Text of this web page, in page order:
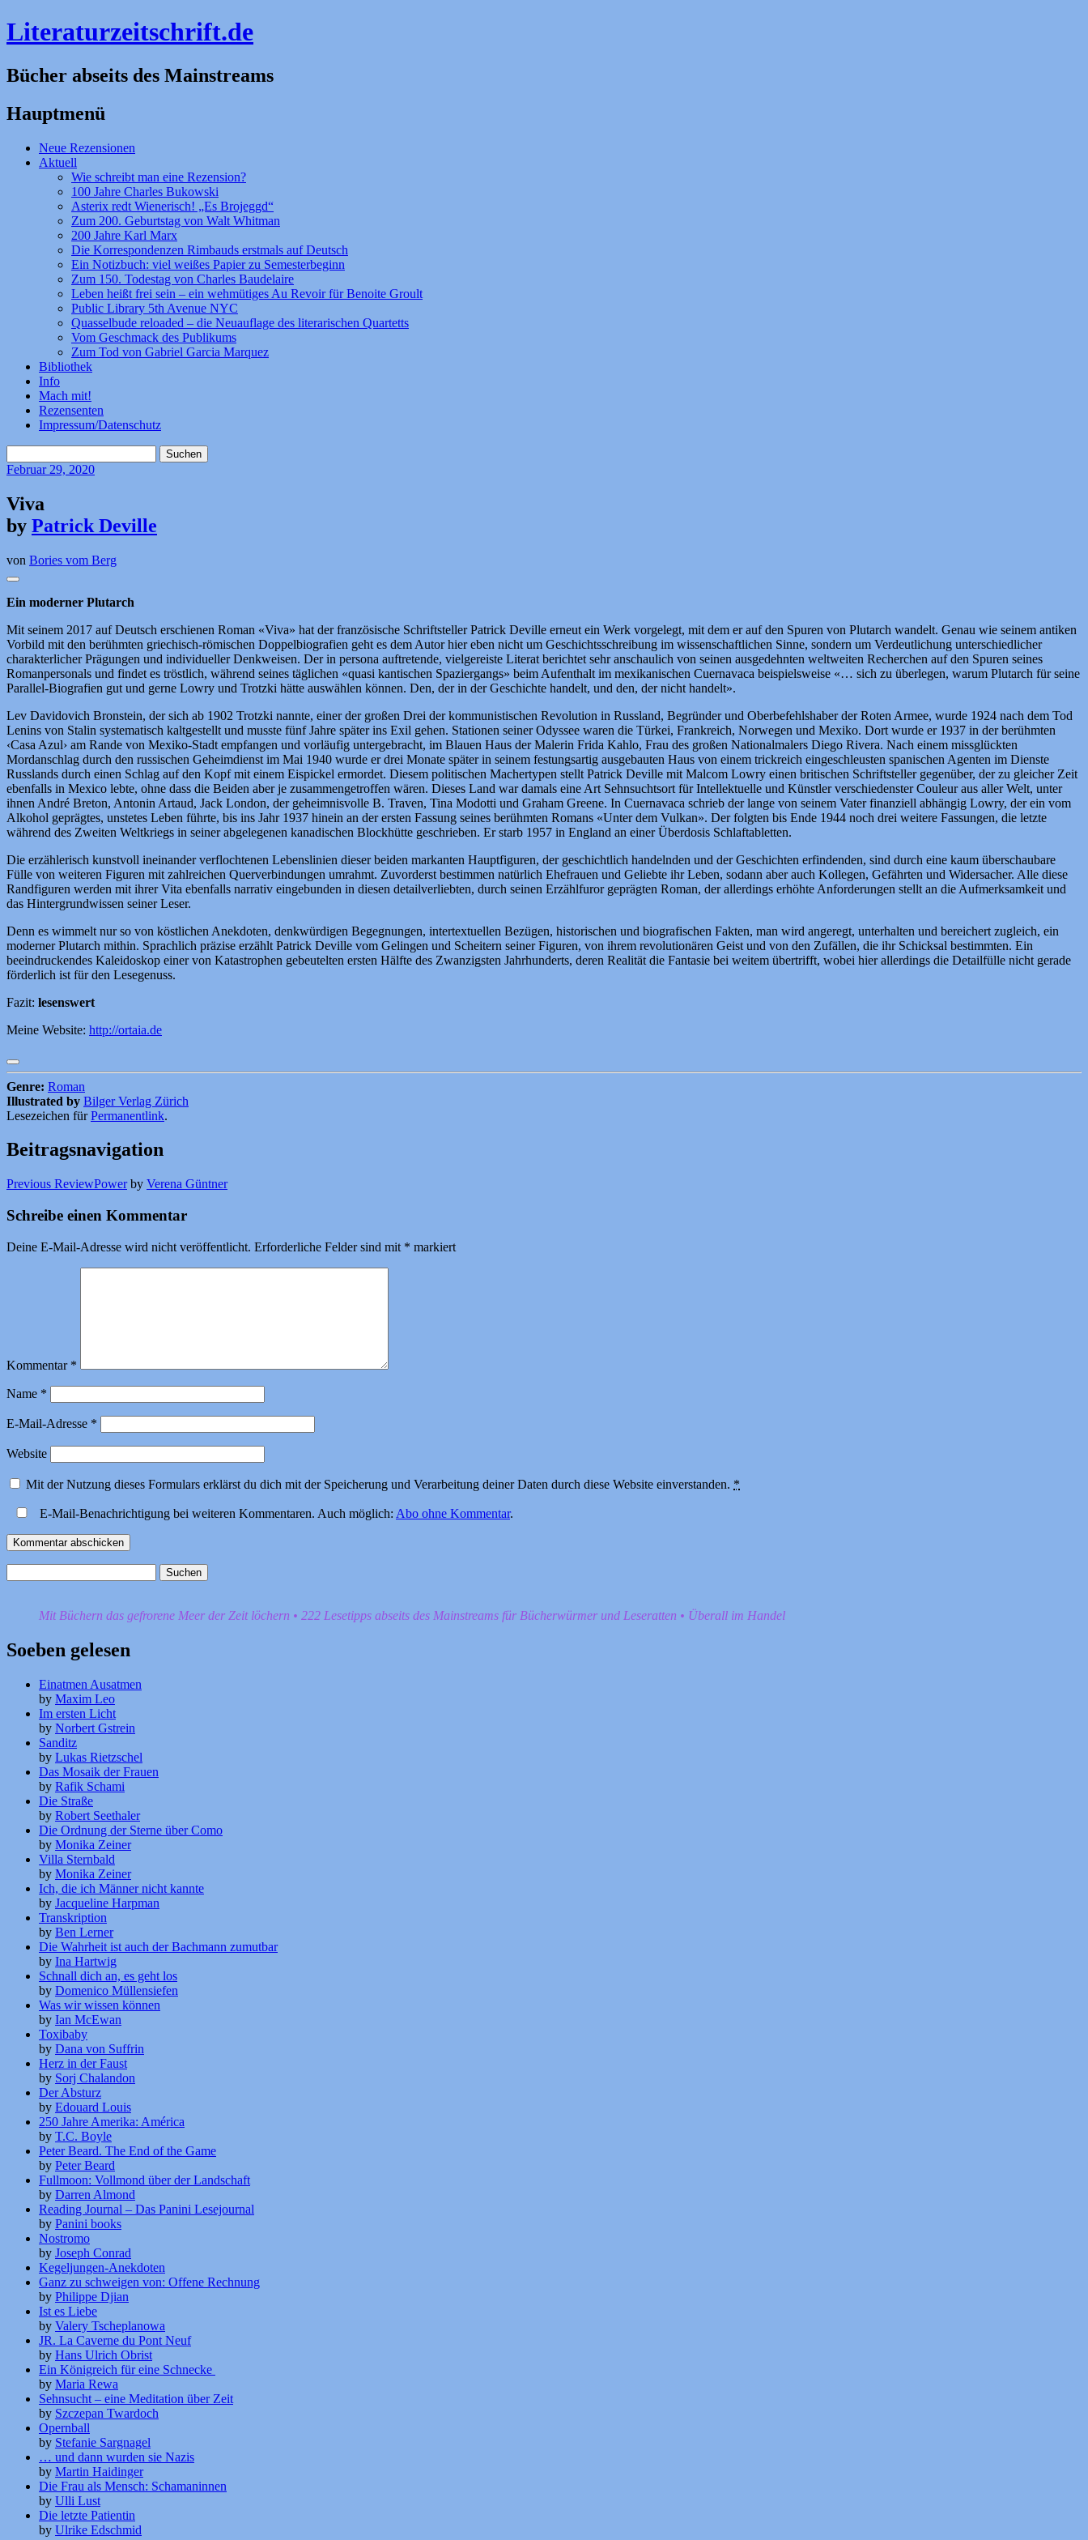
Literaturzeitschrift.de
Bücher abseits des Mainstreams
Hauptmenü
Zum
Inhalt
Neue Rezensionen
Aktuell
Wie schreibt man eine Rezension?
100 Jahre Charles Bukowski
Asterix redt Wienerisch! „Es Brojeggd“
Zum 200. Geburtstag von Walt Whitman
200 Jahre Karl Marx
Die Korrespondenzen Rimbauds erstmals auf Deutsch
Ein Notizbuch: viel weißes Papier zu Semesterbeginn
Zum 150. Todestag von Charles Baudelaire
Leben heißt frei sein – ein wehmütiges Au Revoir für Benoite Groult
Public Library 5th Avenue NYC
Quasselbude reloaded – die Neuauflage des literarischen Quartetts
Vom Geschmack des Publikums
Zum Tod von Gabriel Garcia Marquez
Bibliothek
Info
Mach mit!
Rezensenten
Impressum/Datenschutz
nach:
Februar29, 2020
Viva
by Patrick Deville
von Bories vom Berg
Ein moderner Plutarch
Mit seinem 2017 auf Deutsch erschienen Roman «Viva» hat der französische Schriftsteller Patrick Deville erneut ein Werk vorgelegt, mit dem er auf den Spuren von Plutarch wandelt. Genau wie seinem antiken
Vorbild mit den berühmten griechisch-römischen Doppelbiografien geht es dem Autor hier eben nicht um Geschichtsschreibung im wissenschaftlichen Sinne, sondern um Verdeutlichung unterschiedlicher
charakterlicher Prägungen und individueller Denkweisen. Der in persona auftretende, vielgereiste Literat berichtet sehr anschaulich von seinen ausgedehnten weltweiten Recherchen auf den Spuren seines
Romanpersonals und findet es tröstlich, während seines täglichen «quasi kantischen Spaziergangs» beim Aufenthalt im mexikanischen Cuernavaca beispielsweise «… sich zu überlegen, warum Plutarch für seine
Parallel-Biografien gut und gerne Lowry und Trotzki hätte auswählen können. Den, der in der Geschichte handelt, und den, der nicht handelt».
Lev Davidovich Bronstein, der sich ab 1902 Trotzki nannte, einer der großen Drei der kommunistischen Revolution in Russland, Begründer und Oberbefehlshaber der Roten Armee, wurde 1924 nach dem Tod
Lenins von Stalin systematisch kaltgestellt und musste fünf Jahre später ins Exil gehen. Stationen seiner Odyssee waren die Türkei, Frankreich, Norwegen und Mexiko. Dort wurde er 1937 in der berühmten
‹Casa Azul› am Rande von Mexiko-Stadt empfangen und vorläufig untergebracht, im Blauen Haus der Malerin Frida Kahlo, Frau des großen Nationalmalers Diego Rivera. Nach einem missglückten
Mordanschlag durch den russischen Geheimdienst im Mai 1940 wurde er drei Monate später in seinem festungsartig ausgebauten Haus von einem trickreich eingeschleusten spanischen Agenten im Dienste
Russlands durch einen Schlag auf den Kopf mit einem Eispickel ermordet. Diesem politischen Machertypen stellt Patrick Deville mit Malcom Lowry einen britischen Schriftsteller gegenüber, der zu gleicher Zeit
ebenfalls in Mexico lebte, ohne dass die Beiden aber je zusammengetroffen wären. Dieses Land war damals eine Art Sehnsuchtsort für Intellektuelle und Künstler verschiedenster Couleur aus aller Welt, unter
ihnen André Breton, Antonin Artaud, Jack London, der geheimnisvolle B. Traven, Tina Modotti und Graham Greene. In Cuernavaca schrieb der lange von seinem Vater finanziell abhängig Lowry, der ein vom
Alkohol geprägtes, unstetes Leben führte, bis ins Jahr 1937 hinein an der ersten Fassung seines berühmten Romans «Unter dem Vulkan». Der folgten bis Ende 1944 noch drei weitere Fassungen, die letzte
während des Zweiten Weltkriegs in seiner abgelegenen kanadischen Blockhütte geschrieben. Er starb 1957 in England an einer Überdosis Schlaftabletten.
Die erzählerisch kunstvoll ineinander verflochtenen Lebenslinien dieser beiden markanten Hauptfiguren, der geschichtlich handelnden und der Geschichten erfindenden, sind durch eine kaum überschaubare
Fülle von weiteren Figuren mit zahlreichen Querverbindungen umrahmt. Zuvorderst bestimmen natürlich Ehefrauen und Geliebte ihr Leben, sodann aber auch Kollegen, Gefährten und Widersacher. Alle diese
Randfiguren werden mit ihrer Vita ebenfalls narrativ eingebunden in diesen detailverliebten, durch seinen Erzählfuror geprägten Roman, der allerdings erhöhte Anforderungen stellt an die Aufmerksamkeit und
das Hintergrundwissen seiner Leser.
Denn es wimmelt nur so von köstlichen Anekdoten, denkwürdigen Begegnungen, intertextuellen Bezügen, historischen und biografischen Fakten, man wird angeregt, unterhalten und bereichert zugleich, ein
moderner Plutarch mithin. Sprachlich präzise erzählt Patrick Deville vom Gelingen und Scheitern seiner Figuren, von ihrem revolutionären Geist und von den Zufällen, die ihr Schicksal bestimmten. Ein
beeindruckendes Kaleidoskop einer von Katastrophen gebeutelten ersten Hälfte des Zwanzigsten Jahrhunderts, deren Realität die Fantasie bei weitem übertrifft, wobei hier allerdings die Detailfülle nicht gerade
förderlich ist für den Lesegenuss.
Fazit: lesenswert
Meine Website: http://ortaia.de
Genre: Roman
Illustrated by Bilger Verlag Zürich
Lesezeichen fürPermanentlink.
Beitragsnavigation
Previous ReviewPowerby Verena Güntner
Schreibe einen Kommentar
Deine E-Mail-Adresse wird nicht veröffentlicht. Erforderliche Felder sind mit * markiert
Kommentar *
Name *
E-Mail-Adresse *
Website
Mit der Nutzung dieses Formulars erklärst du dich mit der Speicherung und Verarbeitung deiner Daten durch diese Website einverstanden. *
E-Mail-Benachrichtigung bei weiteren Kommentaren. Auch möglich: Abo ohne Kommentar.
nach:
Mit Büchern das gefrorene Meer der Zeit löchern • 222 Lesetipps abseits des Mainstreams für Bücherwürmer und Leseratten • Überall im Handel
Soeben gelesen
Einatmen Ausatmen
by Maxim Leo
Im ersten Licht
by Norbert Gstrein
Sanditz
by Lukas Rietzschel
Das Mosaik der Frauen
by Rafik Schami
Die Straße
by Robert Seethaler
Die Ordnung der Sterne über Como
by Monika Zeiner
Villa Sternbald
by Monika Zeiner
Ich, die ich Männer nicht kannte
by Jacqueline Harpman
Transkription
by Ben Lerner
Die Wahrheit ist auch der Bachmann zumutbar
by Ina Hartwig
Schnall dich an, es geht los
by Domenico Müllensiefen
Was wir wissen können
by Ian McEwan
Toxibaby
by Dana von Suffrin
Herz in der Faust
by Sorj Chalandon
Der Absturz
by Edouard Louis
250 Jahre Amerika: América
by T.C. Boyle
Peter Beard. The End of the Game
by Peter Beard
Fullmoon: Vollmond über der Landschaft
by Darren Almond
Reading Journal – Das Panini Lesejournal
by Panini books
Nostromo
by Joseph Conrad
Kegeljungen-Anekdoten
Ganz zu schweigen von: Offene Rechnung
by Philippe Djian
Ist es Liebe
by Valery Tscheplanowa
JR. La Caverne du Pont Neuf
by Hans Ulrich Obrist
Ein Königreich für eine Schnecke
by Maria Rewa
Sehnsucht – eine Meditation über Zeit
by Szczepan Twardoch
Opernball
by Stefanie Sargnagel
… und dann wurden sie Nazis
by Martin Haidinger
Die Frau als Mensch: Schamaninnen
by Ulli Lust
Die letzte Patientin
by Ulrike Edschmid